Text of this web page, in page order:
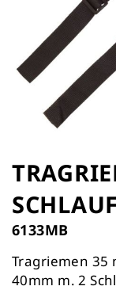
Anfang
der
Bildergalerie
springen
6133MB
Tragriemen 35
40mm m. 2